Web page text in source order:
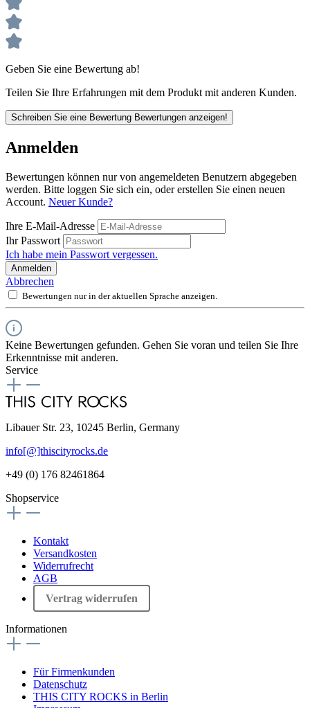
Geben Sie eine Bewertung ab!
Teilen Sie Ihre Erfahrungen mit dem Produkt mit anderen Kunden.
Schreiben Sie eine Bewertung Bewertungen anzeigen!
Anmelden
Bewertungen können nur von angemeldeten Benutzern abgegeben
werden. Bitte loggen Sie sich ein, oder erstellen Sie einen neuen
Account. Neuer Kunde?
Ihre E-Mail-Adresse
Ihr Passwort
Ich habe mein Passwort vergessen.
Anmelden
Abbrechen
Bewertungen nur in der aktuellen Sprache anzeigen.
Keine Bewertungen gefunden. Gehen Sie voran und teilen Sie Ihre
Erkenntnisse mit anderen.
Service
Libauer Str. 23, 10245 Berlin, Germany
info[@]thiscityrocks.de
+49 (0) 176 82461864
Shopservice
Kontakt
Versandkosten
Widerrufrecht
AGB
Vertrag widerrufen
Informationen
Für Firmenkunden
Datenschutz
THIS CITY ROCKS in Berlin